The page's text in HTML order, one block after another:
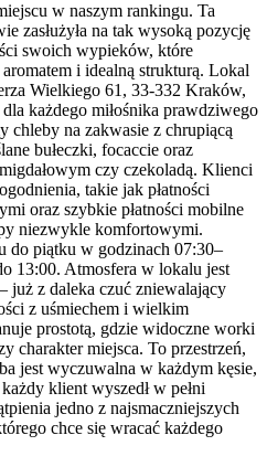
w naszym rankingu. Ta
zasłużyła na tak wysoką pozycję
swoich wypieków, które
i idealną strukturą. Lokal
Wielkiego 61, 33-332 Kraków,
każdego miłośnika prawdziwego
chleby na zakwasie z chrupiącą
bułeczki, focaccie oraz
czy czekoladą. Klienci
takie jak płatności
oraz szybkie płatności mobilne
niezwykle komfortowymi.
do piątku w godzinach 07:30–
13:00. Atmosfera w lokalu jest
już z daleka czuć zniewalający
z uśmiechem i wielkim
prostotą, gdzie widoczne worki
charakter miejsca. To przestrzeń,
jest wyczuwalna w każdym kęsie,
klient wyszedł w pełni
jedno z najsmaczniejszych
chce się wracać każdego